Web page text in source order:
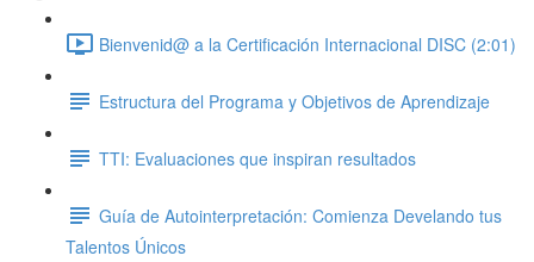
Bienvenid@ a la Certificación Internacional DISC (2:01)
Estructura del Programa y Objetivos de Aprendizaje
TTI: Evaluaciones que inspiran resultados
Guía de Autointerpretación: Comienza Develando tus
Talentos Únicos